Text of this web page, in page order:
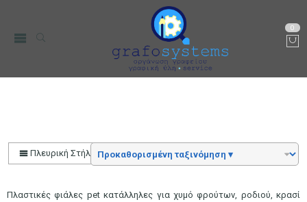
0
Πλευρική Στήλη
Πλαστικές φιάλες pet κατάλληλες για χυμό φρούτων, ροδιού, κρασί